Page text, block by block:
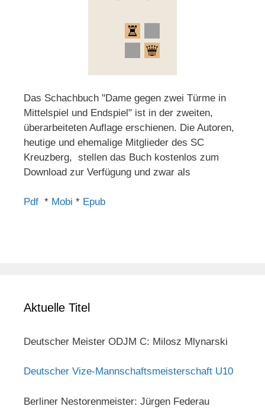
Das Schachbuch "Dame gegen zwei Türme in
Mittelspiel und Endspiel" ist in der zweiten,
überarbeiteten Auflage erschienen. Die Autoren,
heutige und ehemalige Mitglieder des SC
Kreuzberg, stellen das Buch kostenlos zum
Download zur Verfügung und zwar als
Pdf * Mobi * Epub
Aktuelle Titel
Deutscher Meister ODJM C: Milosz Mlynarski
Deutscher Vize-Mannschaftsmeisterschaft U10
Berliner Nestorenmeister: Jürgen Federau